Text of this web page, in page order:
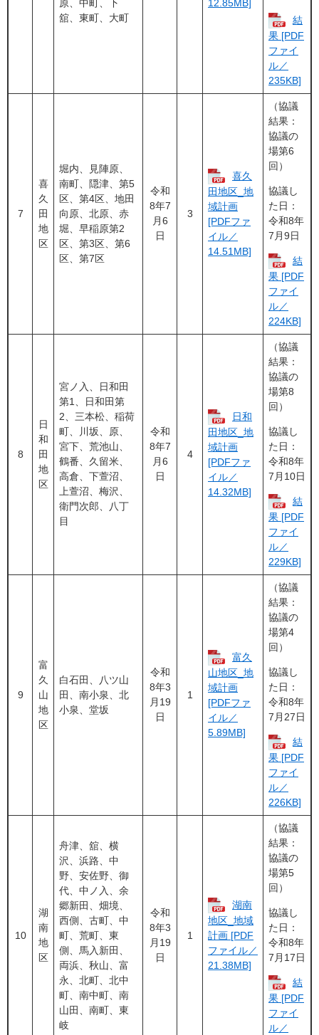
原、中町、下
舘、東町、大町
12.85MB]
結
果 [PDF
ファイ
ル／
235KB]
7
喜
久
田
地
区
堀内、見陣原、
南町、隠津、第5
区、第4区、地田
向原、北原、赤
堀、早稲原第2
区、第3区、第6
区、第7区
令和
8年7
月6
日
3
喜久
田地区_地
域計画
[PDFファ
イル／
14.51MB]
（協議
結果：
協議の
場第6
回）
協議し
た日：
令和8年
7月9日
結
果 [PDF
ファイ
ル／
224KB]
8
日
和
田
地
区
宮ノ入、日和田
第1、日和田第
2、三本松、稲荷
町、川坂、原、
宮下、荒池山、
鶴番、久留米、
高倉、下萱沼、
上萱沼、梅沢、
衛門次郎、八丁
目
令和
8年7
月6
日
4
日和
田地区_地
域計画
[PDFファ
イル／
14.32MB]
（協議
結果：
協議の
場第8
回）
協議し
た日：
令和8年
7月10日
結
果 [PDF
ファイ
ル／
229KB]
9
富
久
山
地
区
白石田、八ツ山
田、南小泉、北
小泉、堂坂
令和
8年3
月19
日
1
富久
山地区_地
域計画
[PDFファ
イル／
5.89MB]
（協議
結果：
協議の
場第4
回）
協議し
た日：
令和8年
7月27日
結
果 [PDF
ファイ
ル／
226KB]
10
湖
南
地
区
舟津、舘、横
沢、浜路、中
野、安佐野、御
代、中ノ入、余
郷新田、畑境、
西側、古町、中
町、荒町、東
側、馬入新田、
両浜、秋山、富
永、北町、北中
町、南中町、南
山田、南町、東
岐
令和
8年3
月19
日
1
湖南
地区_地域
計画 [PDF
ファイル／
21.38MB]
（協議
結果：
協議の
場第5
回）
協議し
た日：
令和8年
7月17日
結
果 [PDF
ファイ
ル／